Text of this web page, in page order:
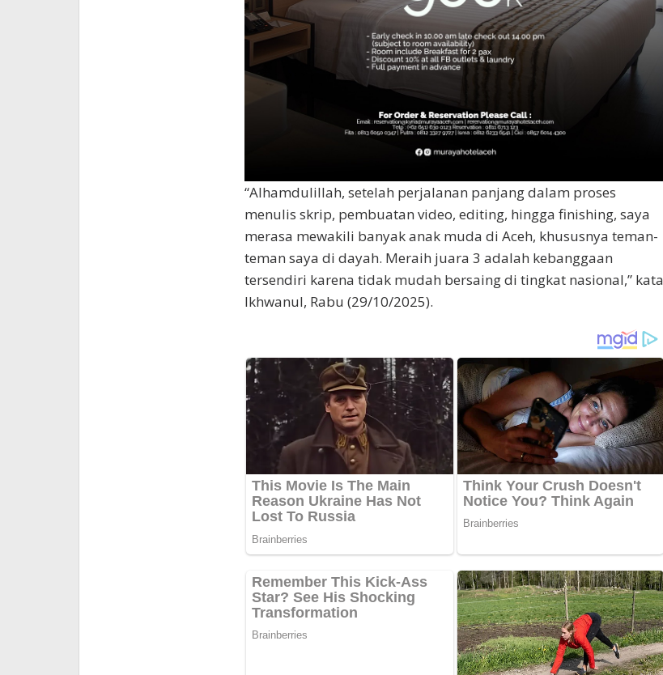
“Alhamdulillah, setelah perjalanan panjang dalam proses
menulis skrip, pembuatan video, editing, hingga finishing, saya
merasa mewakili banyak anak muda di Aceh, khususnya teman-
teman saya di dayah. Meraih juara 3 adalah kebanggaan
tersendiri karena tidak mudah bersaing di tingkat nasional,” kata
Ikhwanul, Rabu (29/10/2025).